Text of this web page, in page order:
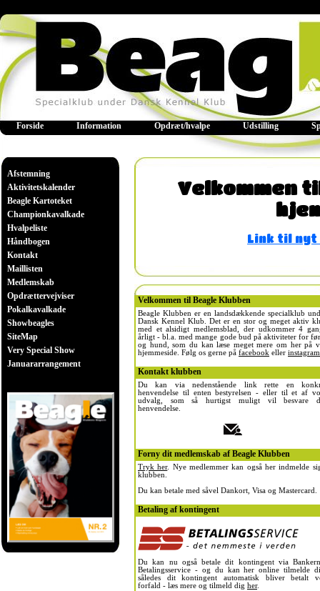
Forside Information Opdræt/hvalpe Udstilling
Afstemning
Aktivitetskalender
Beagle Kartoteket
Championkavalkade
Hvalpeliste
Håndbogen
Kontakt
Maillisten
Medlemskab
Opdrættervejviser
Pokalkavalkade
Showbeagles
SiteMap
Very Special Show
Januararrangement
Velkommen
Link til nyt
Velkommen til Beagle Klubben
Beagle Klubben er en landsdækkende specialklub
Dansk Kennel Klub. Det er en stor og meget aktiv
med et alsidigt medlemsblad, der udkommer 4
årligt - bl.a. med mange gode bud på aktiviteter for
og hund, som du kan læse meget mere om her på
hjemmeside. Følg os gerne på facebook eller instagram
Kontakt klubben
Du kan via nedenstående link rette en
henvendelse til enten bestyrelsen - eller til et af
udvalg, som så hurtigst muligt vil besvare
henvendelse.
Forny dit medlemskab af Beagle Klubben
Tryk her. Nye medlemmer kan også her indmelde
klubben.
Du kan betale med såvel Dankort, Visa og Mastercard.
Betaling af kontingent
Du kan nu også betale dit kontingent via
Betalingsservice - og du kan her online tilmelde
således dit kontingent automatisk bliver betalt
forfald - læs mere og tilmeld dig her.